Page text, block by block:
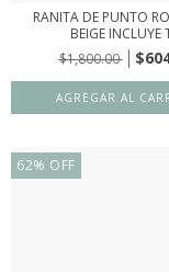
RANITA DE PUNTO
BEIGE INCLUYE
$1,800.00
62% OFF